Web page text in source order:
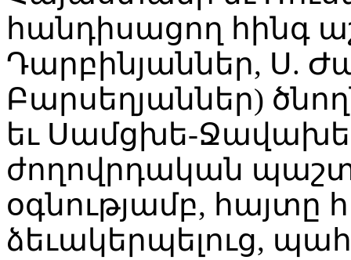
հանդիսացող հինգ
Դարբինյաններ, Ս.
Բարսեղյաններ)
եւ Սամցխե-
ժողովրդական
օգնությամբ,
ձեւակերպելուց,